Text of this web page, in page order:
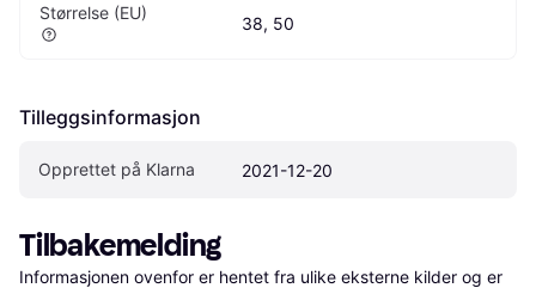
Størrelse (EU)
38, 50
Tilleggsinformasjon
Opprettet på Klarna 2021-12-20
Tilbakemelding
Informasjonen ovenfor er hentet fra ulike eksterne kilder og er